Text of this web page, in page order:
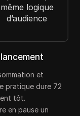
même logique
d’audience
et
pratique dure 72
tôt.
en pause un